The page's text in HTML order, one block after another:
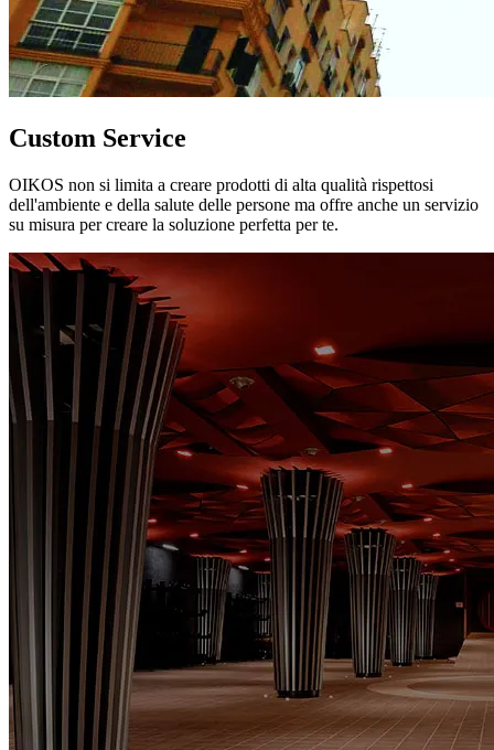
Custom Service
OIKOS non si limita a creare prodotti di alta qualità rispettosi
dell'ambiente e della salute delle persone ma offre anche un servizio
su misura per creare la soluzione perfetta per te.